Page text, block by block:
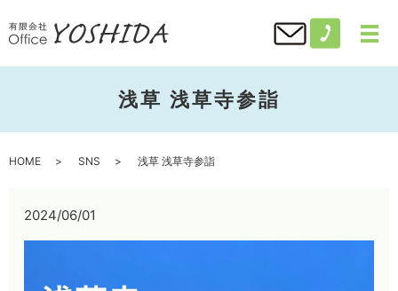
浅草 浅草寺参詣
HOME SNS 浅草 浅草寺参詣
2024/06/01